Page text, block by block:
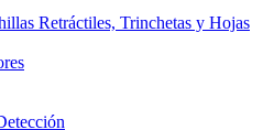
Retráctiles, Trinchetas y Hojas